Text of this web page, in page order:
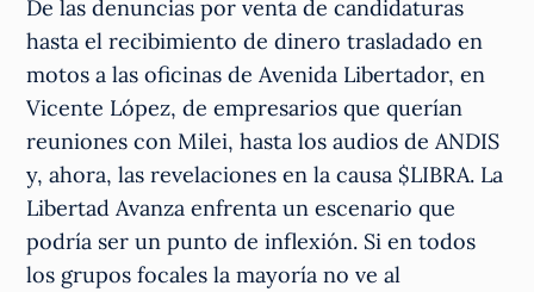
De las denuncias por venta de candidaturas
hasta el recibimiento de dinero trasladado en
motos a las oficinas de Avenida Libertador, en
Vicente López, de empresarios que querían
reuniones con Milei, hasta los audios de ANDIS
y, ahora, las revelaciones en la causa $LIBRA. La
Libertad Avanza enfrenta un escenario que
podría ser un punto de inflexión. Si en todos
los grupos focales la mayoría no ve al